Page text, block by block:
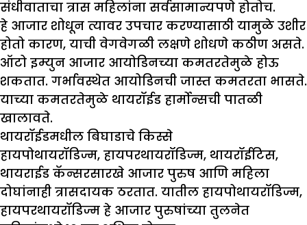
संधीवाताचा त्रास महिलांना सर्वसामान्यपणे होतोच.
हे आजार शोधून त्यावर उपचार करण्यासाठी यामुळे उशीर
होतो कारण, याची वेगवेगळी लक्षणे शोधणे कठीण असते.
ऑटो इम्युन आजार आयोडिनच्या कमतरतेमुळे होऊ
शकतात. गर्भावस्थेत आयोडिनची जास्त कमतरता भासते.
याच्या कमतरतेमुळे थायरॉईड हार्मोन्सची पातळी
खालावते.
थायरॉईडमधील बिघाडाचे किस्से
हायपोथायरॉडिज्म, हायपरथायरॉडिज्म, थायरॉईटिस,
थायराईड कॅन्सरसारखे आजार पुरुष आणि महिला
दोघांनाही त्रासदायक ठरतात. यातील हायपोथायरॉडिज्म,
हायपरथायरॉडिज्म हे आजार पुरुषांच्या तुलनेत